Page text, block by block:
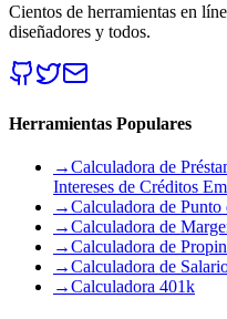
Cientos de herramientas en
diseñadores y todos.
Herramientas Populares
→Calculadora de
Intereses de Créditos
→Calculadora de
→Calculadora de
→Calculadora de
→Calculadora de
→Calculadora 401k